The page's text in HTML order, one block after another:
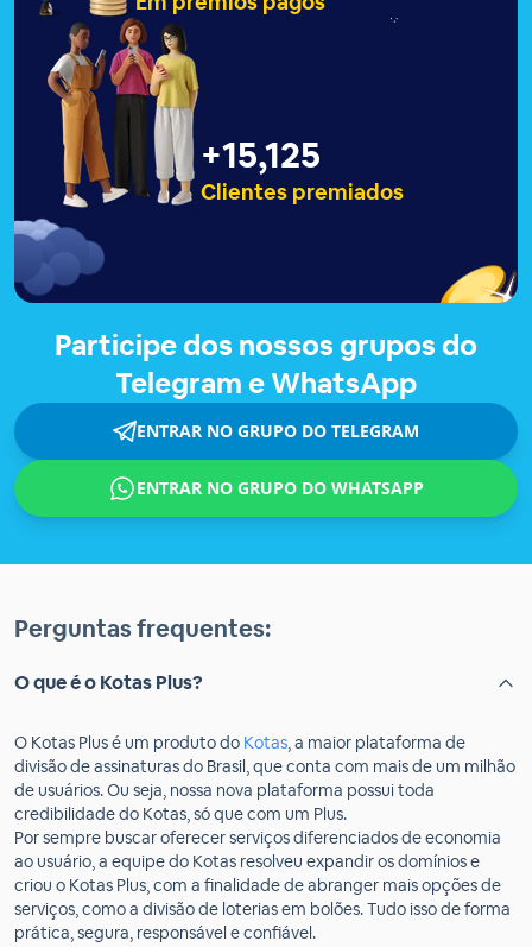
+15,127
Clientes premiados
Participe dos nossos grupos do
Telegram e WhatsApp
ENTRAR NO GRUPO DO TELEGRAM
ENTRAR NO GRUPO DO WHATSAPP
Perguntas frequentes:
O que é o Kotas Plus?
O Kotas Plus é um produto do Kotas, a maior plataforma de
divisão de assinaturas do Brasil, que conta com mais de um milhão
de usuários. Ou seja, nossa nova plataforma possui toda
credibilidade do Kotas, só que com um Plus.
Por sempre buscar oferecer serviços diferenciados de economia
ao usuário, a equipe do Kotas resolveu expandir os domínios e
criou o Kotas Plus, com a finalidade de abranger mais opções de
serviços, como a divisão de loterias em bolões. Tudo isso de forma
prática, segura, responsável e confiável.